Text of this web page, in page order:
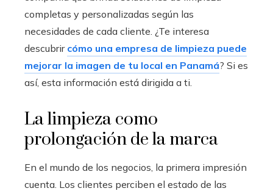
completas y personalizadas según las
necesidades de cada cliente. ¿Te interesa
descubrir cómo una empresa de limpieza puede
mejorar la imagen de tu local en Panamá? Si es
así, esta información está dirigida a ti.
La limpieza como
prolongación de la marca
En el mundo de los negocios, la primera impresión
cuenta. Los clientes perciben el estado de las